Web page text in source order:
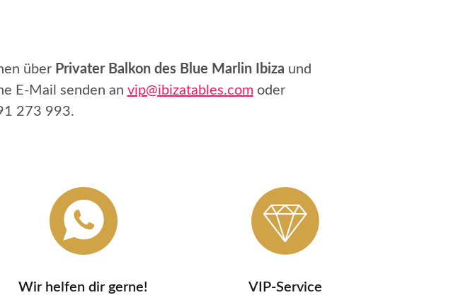
über Privater Balkon des Blue Marlin Ibiza und
E-Mail senden an vip@ibizatables.comoder
273 993.
Wir helfen dir gerne!
VIP-Service